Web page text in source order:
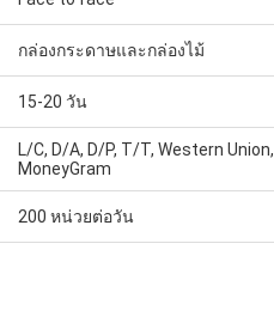
กล่องกระดาษและกล่องไม้
15-20 วัน
L/C, D/A, D/P, T/T, Western Union,
MoneyGram
200 หน่วยต่อวัน